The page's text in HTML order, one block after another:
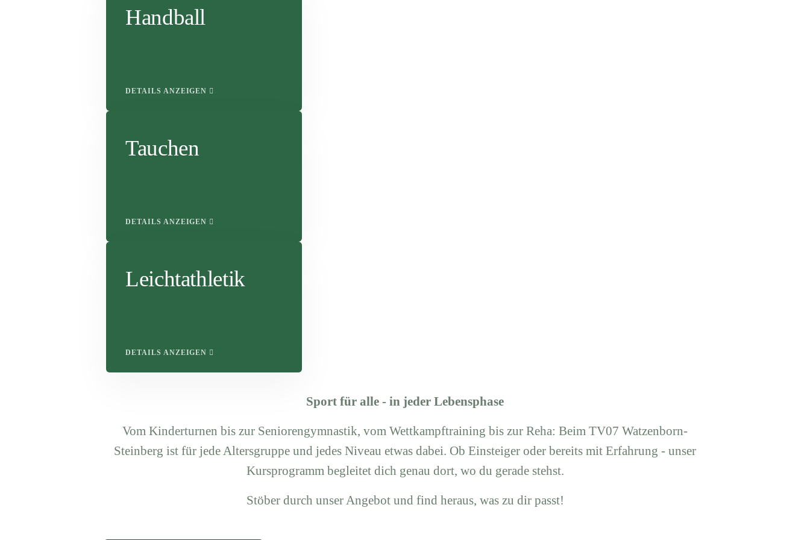
Handball
DETAILS ANZEIGEN
Tauchen
DETAILS ANZEIGEN
Leichtathletik
DETAILS ANZEIGEN
Sport für alle - in jeder Lebensphase
Vom Kinderturnen bis zur Seniorengymnastik, vom Wettkampftraining bis zur Reha: Beim TV07 Watzenborn-
Steinberg ist für jede Altersgruppe und jedes Niveau etwas dabei. Ob Einsteiger oder bereits mit Erfahrung - unser
Kursprogramm begleitet dich genau dort, wo du gerade stehst.
Stöber durch unser Angebot und find heraus, was zu dir passt!